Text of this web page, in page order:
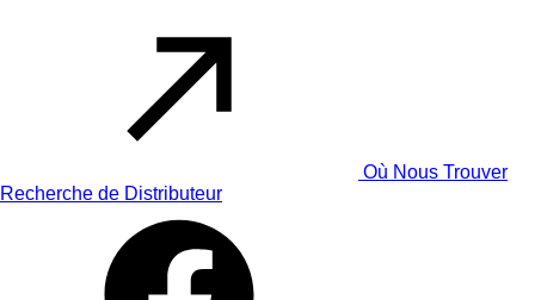
Où Nous Trouver
Recherche de Distributeur